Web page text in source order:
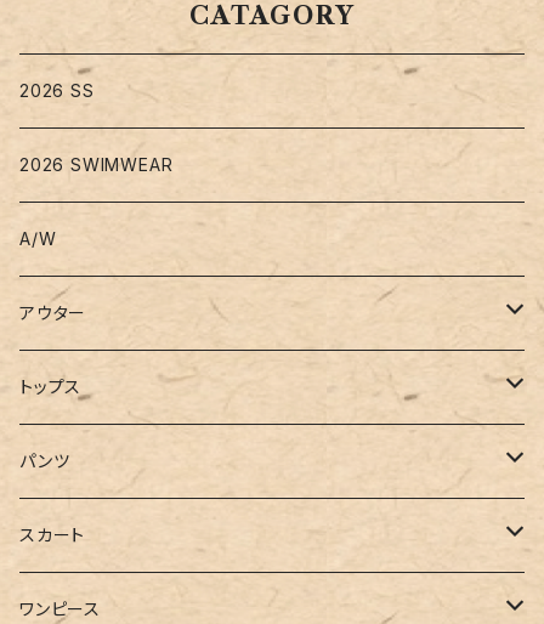
CATAGORY
2026 SS
2026 SWIMWEAR
A/W
アウター
コート
ジャケット
ブルゾン
ロングシャツ
トップス
Tシャツ
カットソー
半袖
スウェット・パーカー
パンツ
デニム
スキニー
スカート
ロング
ワンピース